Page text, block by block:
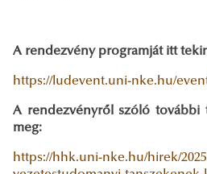
A rendezvény programját itt
https://ludevent.uni-nke.hu/
A rendezvényről szóló további
meg:
https://hhk.uni-nke.hu/hirek/